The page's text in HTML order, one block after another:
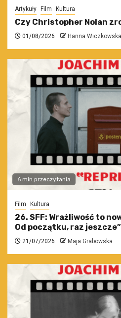
Artykuły Film Kultura
Czy Christopher Nolan
01/08/2026 Hanna Wiczkowska
6 min przeczytania
Film Kultura
26. SFF: Wrażliwość to
Od początku, raz
21/07/2026 Maja Grabowska